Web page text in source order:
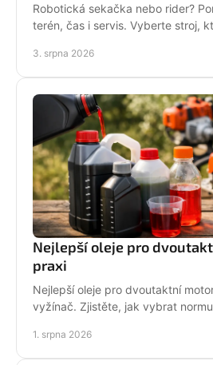
Robotická sekačka nebo rider?
terén, čas i servis. Vyberte stroj,
sezónu.
3. srpna 2026
Nejlepší oleje pro
praxi
Nejlepší oleje pro dvoutaktní
vyžínač. Zjistěte, jak vybrat
1. srpna 2026